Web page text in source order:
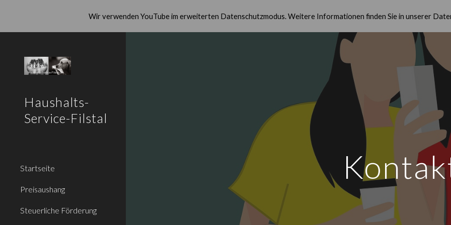
Skip to main content Skip to
Wir verwenden YouTube im erweiterten Datenschutzmodus. Weitere Informationen finden Sie in unserer
Haushalts-
Service-Filstal
Startseite
Preisaushang
Steuerliche Förderung